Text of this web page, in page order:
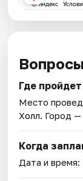
Где
Место
Холл. Город —
Когда
Дата и время: